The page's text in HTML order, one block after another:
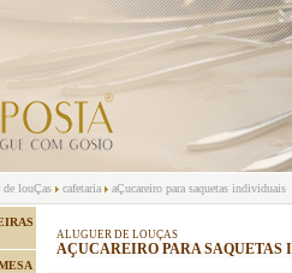
de louÇas cafetaria aÇucareiro para saquetas individuais
ALUGUER DE LOUÇAS
AÇUCAREIRO PARA